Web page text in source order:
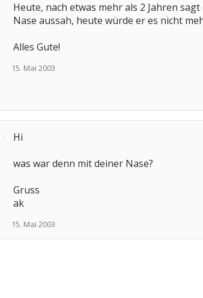
Heute, nach etwas mehr als 2 Jahren
Nase aussah, heute würde er es nicht
Alles Gute!
15. Mai 2003
Hi
was war denn mit deiner Nase?
Gruss
ak
15. Mai 2003